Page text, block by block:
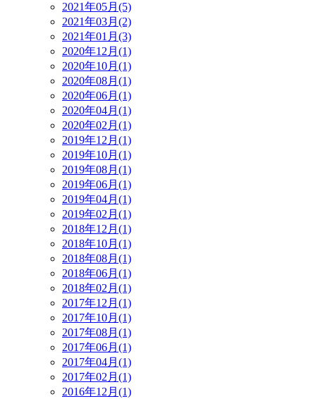
2021年05月(5)
2021年03月(2)
2021年01月(3)
2020年12月(1)
2020年10月(1)
2020年08月(1)
2020年06月(1)
2020年04月(1)
2020年02月(1)
2019年12月(1)
2019年10月(1)
2019年08月(1)
2019年06月(1)
2019年04月(1)
2019年02月(1)
2018年12月(1)
2018年10月(1)
2018年08月(1)
2018年06月(1)
2018年02月(1)
2017年12月(1)
2017年10月(1)
2017年08月(1)
2017年06月(1)
2017年04月(1)
2017年02月(1)
2016年12月(1)